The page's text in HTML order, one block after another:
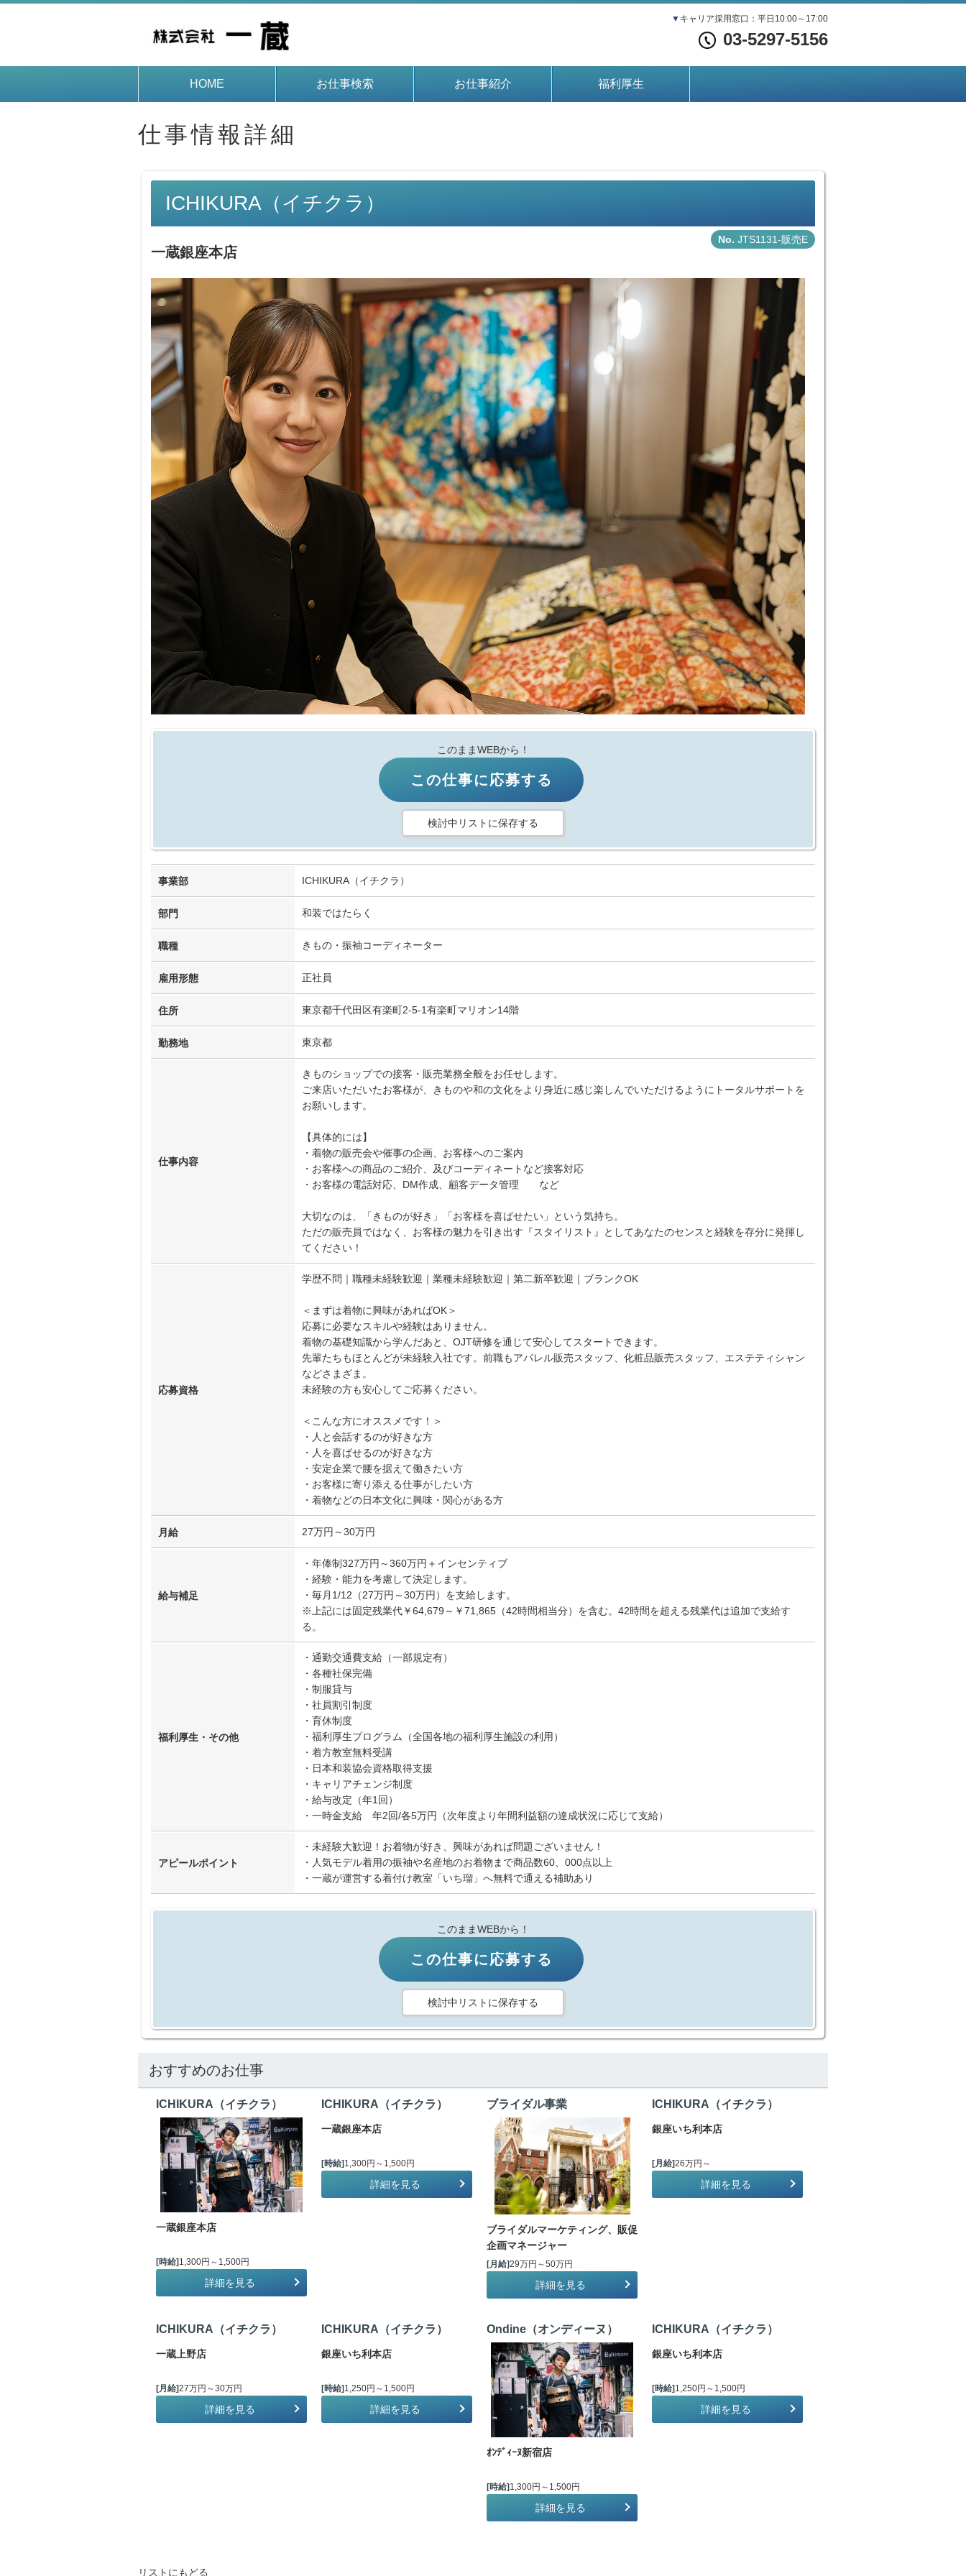
▼ キャリア採用窓口：平日10:00～17:00
03-5297-5156
HOME お仕事検索 お仕事紹介 福利厚生
仕事情報詳細
ICHIKURA（イチクラ）
JTS1131-販売E
一蔵銀座本店
このままWEBから！
この仕事に応募する
検討中リストに保存する
事業部 ICHIKURA（イチクラ）
部門 和装ではたらく
職種 きもの・振袖コーディネーター
雇用形態 正社員
住所 東京都千代田区有楽町2-5-1有楽町マリオン14階
勤務地 東京都
仕事内容
きものショップでの接客・販売業務全般をお任せします。
ご来店いただいたお客様が、きものや和の文化をより身近に感じ楽しんでいただけるようにトータルサポートを
お願いします。
【具体的には】
・着物の販売会や催事の企画、お客様へのご案内
・お客様への商品のご紹介、及びコーディネートなど接客対応
・お客様の電話対応、DM作成、顧客データ管理 など
大切なのは、「きものが好き」「お客様を喜ばせたい」という気持ち。
ただの販売員ではなく、お客様の魅力を引き出す『スタイリスト』としてあなたのセンスと経験を存分に発揮し
てください！
応募資格
学歴不問｜職種未経験歓迎｜業種未経験歓迎｜第二新卒歓迎｜ブランクOK
＜まずは着物に興味があればOK＞
応募に必要なスキルや経験はありません。
着物の基礎知識から学んだあと、OJT研修を通じて安心してスタートできます。
先輩たちもほとんどが未経験入社です。前職もアパレル販売スタッフ、化粧品販売スタッフ、エステティシャン
などさまざま。
未経験の方も安心してご応募ください。
＜こんな方にオススメです！＞
・人と会話するのが好きな方
・人を喜ばせるのが好きな方
・安定企業で腰を据えて働きたい方
・お客様に寄り添える仕事がしたい方
・着物などの日本文化に興味・関心がある方
月給 27万円～30万円
給与補足
・年俸制327万円～360万円＋インセンティブ
・経験・能力を考慮して決定します。
・毎月1/12（27万円～30万円）を支給します。
※上記には固定残業代￥64,679～￥71,865（42時間相当分）を含む。42時間を超える残業代は追加で支給す
る。
福利厚生・その他
・通勤交通費支給（一部規定有）
・各種社保完備
・制服貸与
・社員割引制度
・育休制度
・福利厚生プログラム（全国各地の福利厚生施設の利用）
・着方教室無料受講
・日本和装協会資格取得支援
・キャリアチェンジ制度
・給与改定（年1回）
・一時金支給 年2回/各5万円（次年度より年間利益額の達成状況に応じて支給）
アピールポイント
・未経験大歓迎！お着物が好き、興味があれば問題ございません！
・人気モデル着用の振袖や名産地のお着物まで商品数60、000点以上
・一蔵が運営する着付け教室「いち瑠」へ無料で通える補助あり
このままWEBから！
この仕事に応募する
検討中リストに保存する
おすすめのお仕事
ICHIKURA（イチクラ）
一蔵銀座本店
[時給] 1,300円～1,500円
詳細を見る
ICHIKURA（イチクラ）
一蔵銀座本店
[時給] 1,300円～1,500円
詳細を見る
ブライダル事業
ブライダルマーケティング、販促
企画マネージャー
[月給]29万円～50万円
詳細を見る
ICHIKURA（イチクラ）
銀座いち利本店
[月給]26万円～
詳細を見る
ICHIKURA（イチクラ）
一蔵上野店
[月給]27万円～30万円
詳細を見る
ICHIKURA（イチクラ）
銀座いち利本店
[時給] 1,250円～1,500円
詳細を見る
Ondine（オンディーヌ）
ｵﾝﾃﾞｨｰﾇ新宿店
[時給] 1,300円～1,500円
詳細を見る
ICHIKURA（イチクラ）
銀座いち利本店
[時給] 1,250円～1,500円
詳細を見る
リストにもどる